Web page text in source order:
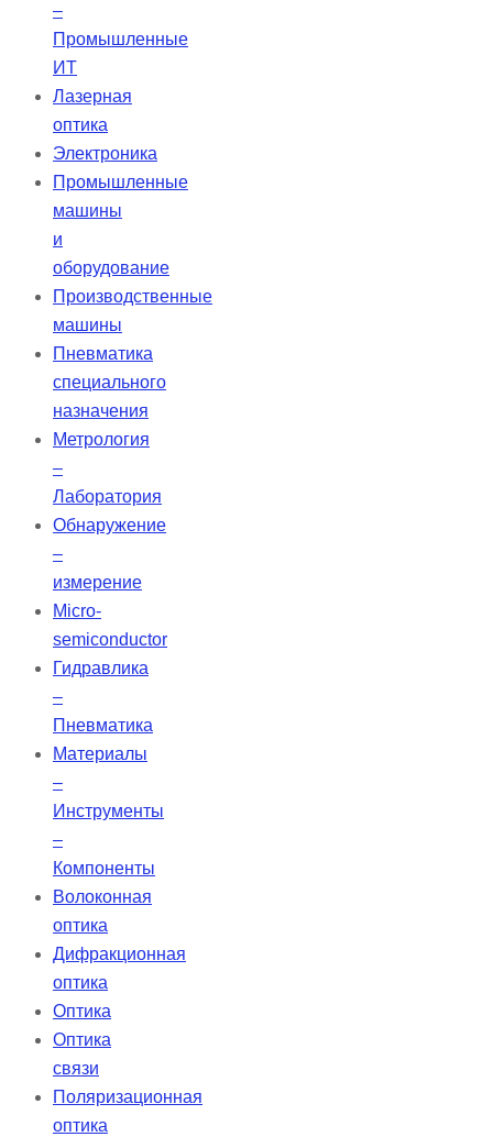
–
Промышленные
ИТ
Лазерная
оптика
Электроника
Промышленные
машины
и
оборудование
Производственные
машины
Пневматика
специального
назначения
Метрология
–
Лаборатория
Обнаружение
–
измерение
Micro-
semiconductor
Гидравлика
–
Пневматика
Материалы
–
Инструменты
–
Компоненты
Волоконная
оптика
Дифракционная
оптика
Оптика
Оптика
связи
Поляризационная
оптика